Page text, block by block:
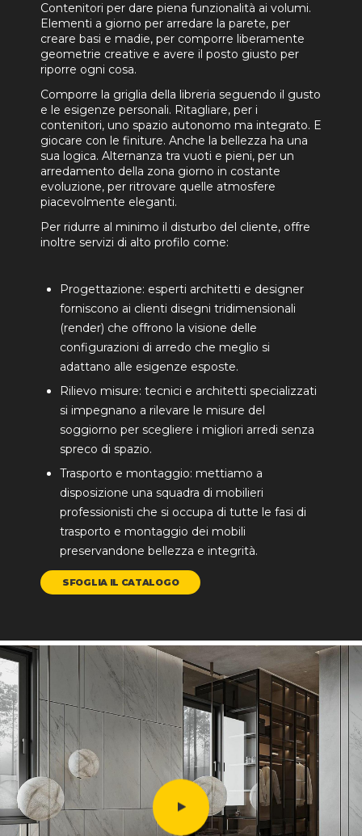
Contenitori per dare piena funzionalità ai volumi.
Elementi a giorno per arredare la parete, per
creare basi e madie, per comporre liberamente
geometrie creative e avere il posto giusto per
riporre ogni cosa.
Comporre la griglia della libreria seguendo il gusto
e le esigenze personali. Ritagliare, per i
contenitori, uno spazio autonomo ma integrato. E
giocare con le finiture. Anche la bellezza ha una
sua logica. Alternanza tra vuoti e pieni, per un
arredamento della zona giorno in costante
evoluzione, per ritrovare quelle atmosfere
piacevolmente eleganti.
Per ridurre al minimo il disturbo del cliente, offre
inoltre servizi di alto profilo come:
Progettazione: esperti architetti e designer
forniscono ai clienti disegni tridimensionali
(render) che offrono la visione delle
configurazioni di arredo che meglio si
adattano alle esigenze esposte.
Rilievo misure: tecnici e architetti specializzati
si impegnano a rilevare le misure del
soggiorno per scegliere i migliori arredi senza
spreco di spazio.
Trasporto e montaggio: mettiamo a
disposizione una squadra di mobilieri
professionisti che si occupa di tutte le fasi di
trasporto e montaggio dei mobili
preservandone bellezza e integrità.
SFOGLIA IL CATALOGO